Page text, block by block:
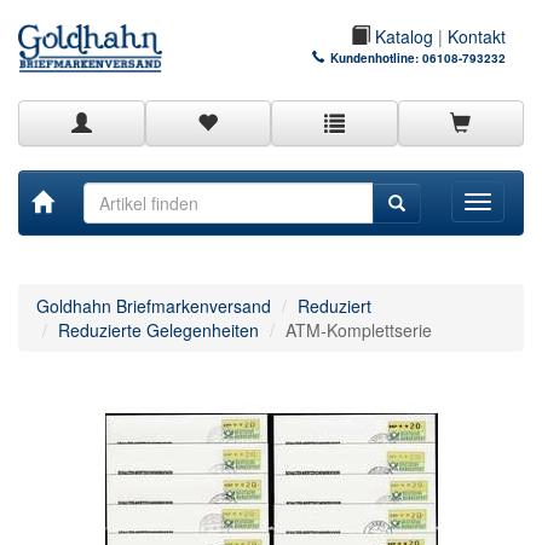
Katalog | Kontakt
Kundenhotline: 06108-793232
Toggle
Goldhahn Briefmarkenversand
Reduziert
Reduzierte Gelegenheiten
ATM-Komplettserie